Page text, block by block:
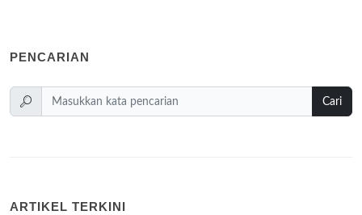
PENCARIAN
Cari
ARTIKEL TERKINI